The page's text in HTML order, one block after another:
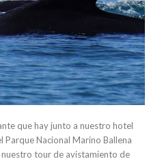
que hay junto a nuestro hotel
Parque Nacional Marino Ballena
tour de avistamiento de